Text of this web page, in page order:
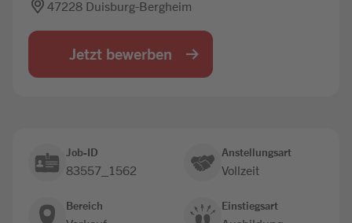
Jobbörse
47228 Duisburg-Bergheim
Jetzt bewerben
Job-ID
83557_1562
Anstellungsart
Vollzeit
Bereich Einstiegsart